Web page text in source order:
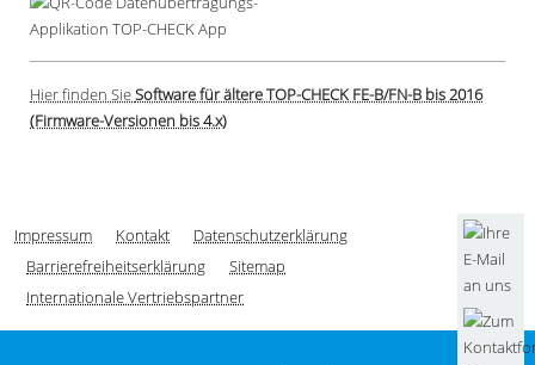
Hier finden SieSoftware für ältere TOP-CHECK FE-B/FN-B bis 2016
(Firmware-Versionen bis 4.x)
Impressum Kontakt
Datenschutzerklärung
Barrierefreiheitserklärung
Sitemap
Internationale Vertriebspartner